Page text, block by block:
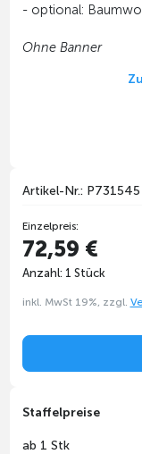
- optional:
Ohne Banner
Artikel-Nr.: P731545
Einzelpreis:
72,59 €
Anzahl: 1 Stück
inkl. MwSt 19%, zzgl.
Staffelpreise
ab 1 Stk